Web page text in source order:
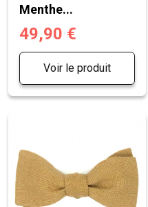
Menthe...
49,90 €
Voir le produit